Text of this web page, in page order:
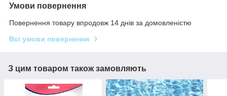
Умови повернення
Повернення товару впродовж 14 днів за домовленістю
Всі умови повернення
З цим товаром також замовляють